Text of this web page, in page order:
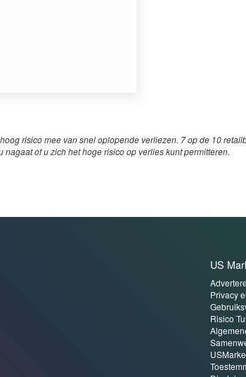
risico mee van snel oplopende verliezen. 7 op de 10
nagaat of u zich het hoge risico op verlies kunt permitteren.
US
Privacy
Risico